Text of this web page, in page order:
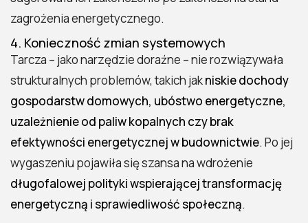
zagrożenia energetycznego.
4. Konieczność zmian systemowych
Tarcza – jako narzędzie doraźne – nie rozwiązywała
strukturalnych problemów, takich jakniskie dochody
gospodarstw domowych, ubóstwo energetyczne,
uzależnienie od paliw kopalnych czy brak
efektywności energetycznej w budownictwie. Po jej
wygaszeniu pojawiła się szansa na wdrożenie
długofalowej polityki wspierającej transformację
energetyczną i sprawiedliwość społeczną.